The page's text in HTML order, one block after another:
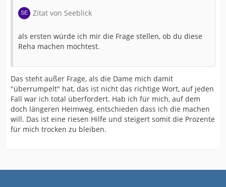
Zitat von Seeblick
als ersten würde ich mir die Frage stellen, ob du diese
Reha machen möchtest.
Das steht außer Frage, als die Dame mich damit
"überrumpelt" hat, das ist nicht das richtige Wort, auf jeden
Fall war ich total überfordert. Hab ich für mich, auf dem
doch längeren Heimweg, entschieden dass ich die machen
will. Das ist eine riesen Hilfe und steigert somit die Prozente
für mich trocken zu bleiben.